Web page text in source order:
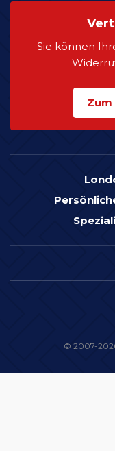
Sie können
© 2007-